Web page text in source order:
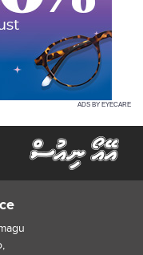
ADS BY EYECARE